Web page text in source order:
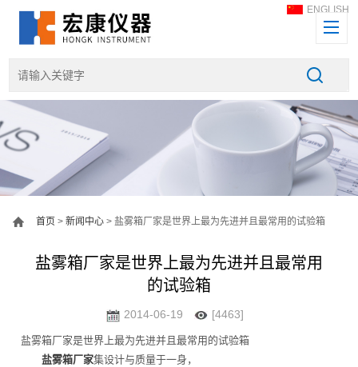
ENGLISH
首页 >新闻中心 > 盐雾箱厂家是世界上最为先进并且最常用的试验箱
盐雾箱厂家是世界上最为先进并且最常用
的试验箱
2014-06-19 [4463]
盐雾箱厂家是世界上最为先进并且最常用的试验箱
盐雾箱厂家集设计与质量于一身，